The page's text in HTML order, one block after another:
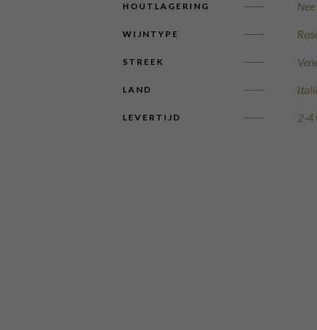
HOUTLAGERING Nee
WIJNTYPE
STREEK
LAND
LEVERTIJD 2-4